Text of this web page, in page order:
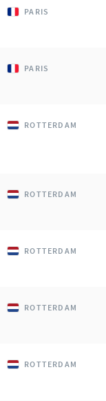
PARIS
PARIS
ROTTERDAM
ROTTERDAM
ROTTERDAM
ROTTERDAM
ROTTERDAM